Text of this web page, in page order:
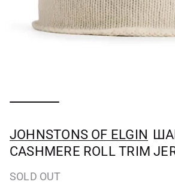
JOHNSTONS OF ELGIN
CASHMERE ROLL TRIM
SOLD OUT